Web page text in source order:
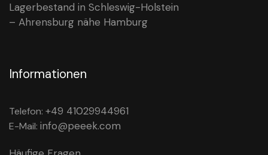
Lagerbestand in Schleswig-Holstein
– Ahrensburg nähe Hamburg
Informationen
Telefon: +49 41029944961
E-Mail: info@peeek.com